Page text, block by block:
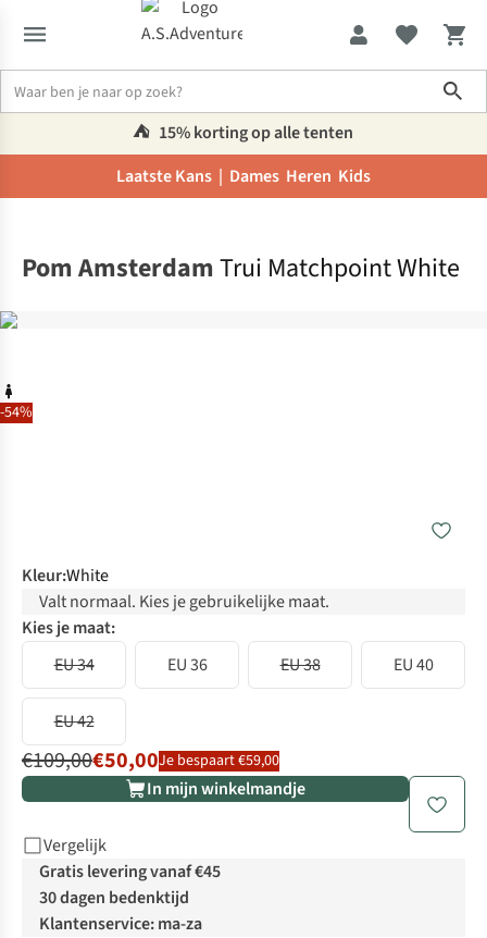
⛺️ 15% korting op alle tenten
Laatste Kans | Dames Heren Kids
-54%
Pom AmsterdamTrui Matchpoint White
Kleur:White
Valt normaal. Kies je gebruikelijke maat.
Kies je maat:
EU 34
EU 36 EU 38 EU 40
EU 42
€109,00€50,00Je bespaart €59,00
In mijn winkelmandje
Vergelijk
Gratis levering vanaf €45
30 dagen bedenktijd
Klantenservice: ma-za